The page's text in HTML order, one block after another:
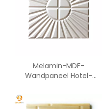
Melamin-MDF-
Wandpaneel Hotel-